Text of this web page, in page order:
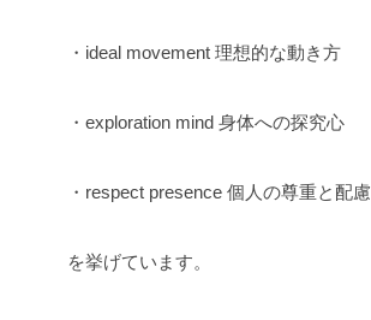
・ideal movement 理想的な動き方
・exploration mind 身体への探究心
・respect presence 個人の尊重と配慮
を挙げています。